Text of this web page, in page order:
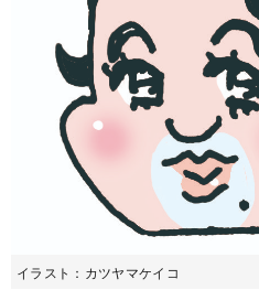
イラスト：カツヤマケイコ